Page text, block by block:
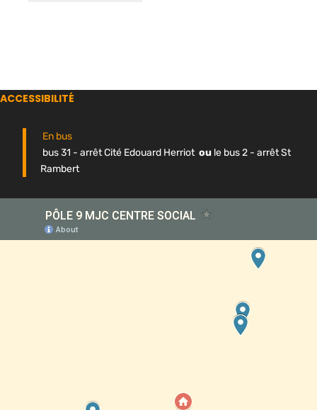
ACCESSIBILITÉ
En bus
bus 31 - arrêt Cité Edouard Herriot ou le bus 2 - arrêt St
Rambert